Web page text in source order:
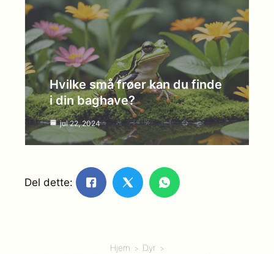
Hvilke små frøer kan du finde
i din baghave?
jul 22, 2024
Del dette:
Hjem
Dyr